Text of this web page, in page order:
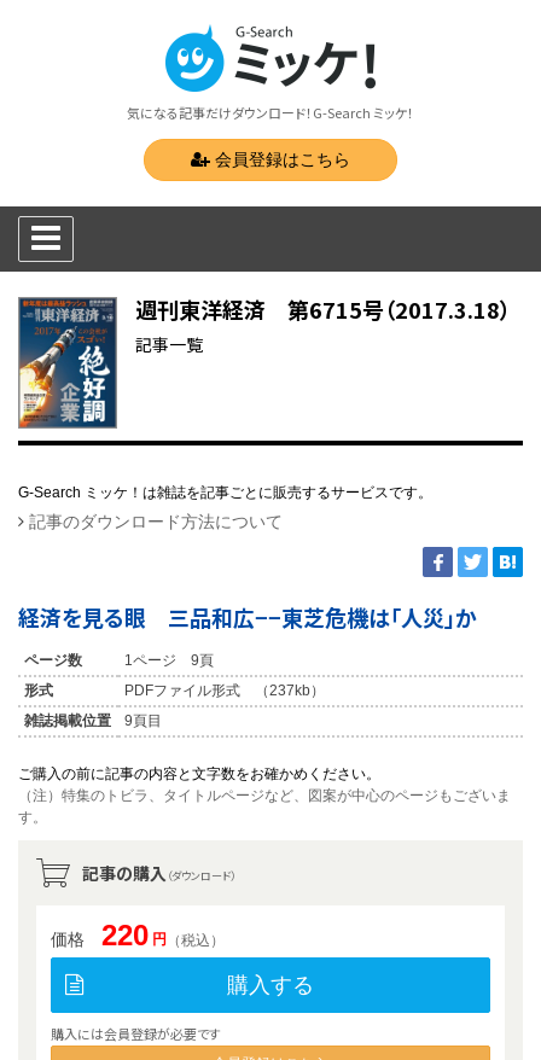
気になる記事だけダウンロード！G-Search ミッケ！
会員登録はこちら
週刊東洋経済 第6715号（2017.3.18）
記事一覧
G-Search ミッケ！は雑誌を記事ごとに販売するサービスです。
記事のダウンロード方法について
経済を見る眼 三品和広−−東芝危機は「人災」か
ページ数
1ページ 9頁
形式
PDFファイル形式 （237kb）
雑誌掲載位置
9頁目
ご購入の前に記事の内容と文字数をお確かめください。
（注）特集のトビラ、タイトルページなど、図案が中心のページもございま
す。
記事の購入 （ダウンロード）
価格 220 円 （税込）
購入する
購入には会員登録が必要です